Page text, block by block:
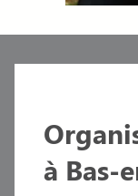
à Bas-